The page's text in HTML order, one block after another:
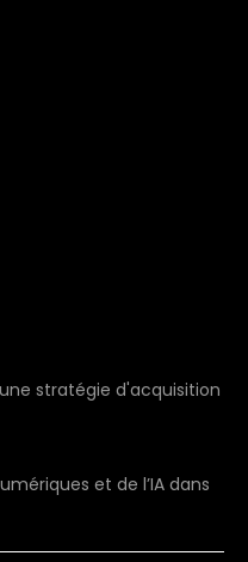
stratégie d'acquisition
et de l’IA dans